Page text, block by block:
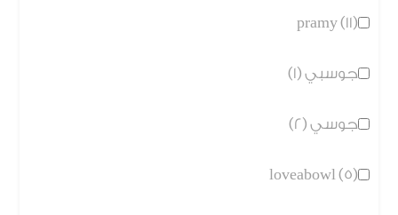
pramy (11)
جوسبي (1)
جوسي (2)
loveabowl (5)